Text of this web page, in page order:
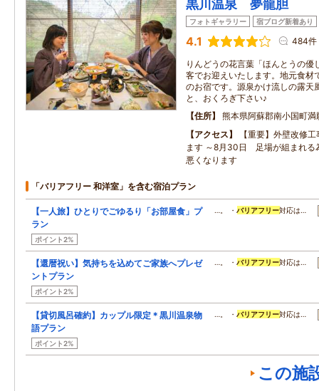
黒川温泉 夢龍胆
フォトギャラリー 宿ブログ新着あり
4.1 484件
りんどうの花言葉「ほんとうの優
客でお迎えいたします。地元食材
のお宿です。源泉かけ流しの露天
と、おくろぎ下さい♪
住所
熊本県阿蘇郡南小国町
アクセス
【重要】外壁改修
ます ～8月30日 足場が組まれる
悪くなります
「バリアフリー 和洋室」を含む宿泊プラン
【一人旅】ひとりでごゆるり「お部屋食」プ
ラン
ポイント2%
…。 ・バリアフリー対応は…
【還暦祝い】気持ちを込めてご家族へプレゼ
ントプラン
ポイント2%
…。 ・バリアフリー対応は…
【貸切風呂確約】カップル限定＊黒川温泉物
語プラン
ポイント2%
…。 ・バリアフリー対応は…
この施